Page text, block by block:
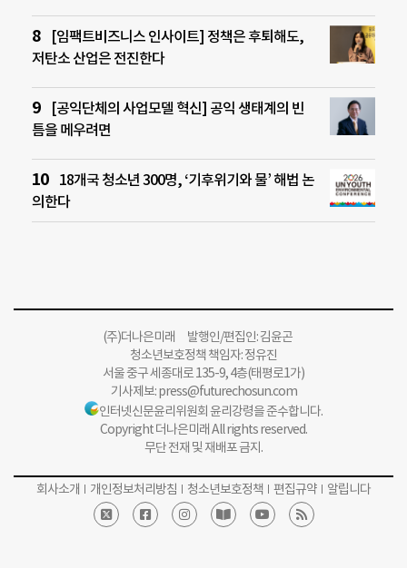
[임팩트비즈니스 인사이트] 정책은 후퇴해도,
저탄소 산업은 전진한다
[공익단체의 사업모델 혁신] 공익 생태계의 빈
틈을 메우려면
18개국 청소년 300명, ‘기후위기와 물’ 해법 논
의한다
(주)더나은미래 발행인/편집인: 김윤곤
청소년보호정책 책임자: 정유진
서울 중구 세종대로 135-9, 4층(태평로1가)
기사제보:press@futurechosun.com
인터넷신문윤리위원회 윤리강령을 준수합니다.
Copyright 더나은미래 All rights reserved.
무단 전재 및 재배포 금지.
회사소개 개인정보처리방침 청소년보호정책 편집규약 알립니다